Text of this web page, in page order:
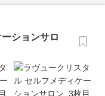
ションサロ